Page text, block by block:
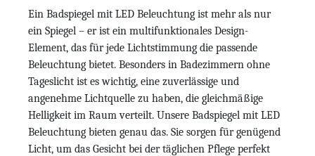
Ein Badspiegel mit LED Beleuchtung ist mehr als nur
ein Spiegel – er ist ein multifunktionales Design-
Element, das für jede Lichtstimmung die passende
Beleuchtung bietet. Besonders in Badezimmern ohne
Tageslicht ist es wichtig, eine zuverlässige und
angenehme Lichtquelle zu haben, die gleichmäßige
Helligkeit im Raum verteilt. Unsere Badspiegel mit LED
Beleuchtung bieten genau das. Sie sorgen für genügend
Licht, um das Gesicht bei der täglichen Pflege perfekt